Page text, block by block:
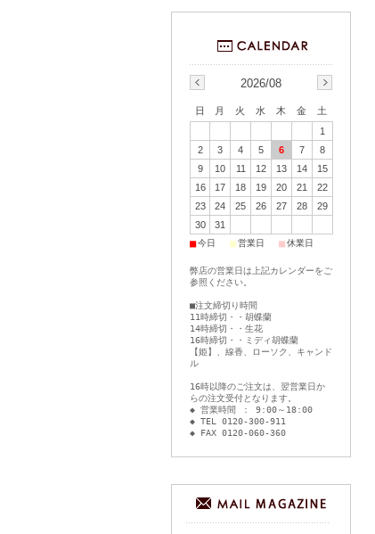
2026/08
日 月 火 水 木 金
土
1
2
3 4 5 6 7
8
9
10 11 12 13 14
15
16
17 18 19 20 21
22
23
24 25 26 27 28
29
30
31
■今日 ■営業日 ■休業日
弊店の営業日は上記カレンダーをご
参照ください。
■注文締切り時間
11時締切・・胡蝶蘭
14時締切・・生花
16時締切・・ミディ胡蝶蘭
【姫】、線香、ローソク、キャンド
ル
16時以降のご注文は、翌営業日か
らの注文受付となります。
◆ 営業時間 ： 9:00～18:00
◆ TEL 0120-300-911
◆ FAX 0120-060-360